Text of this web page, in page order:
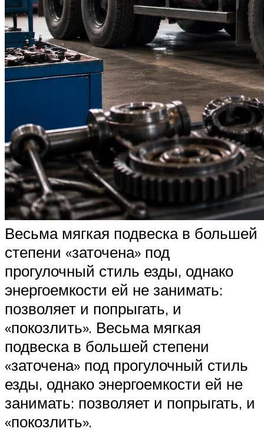
Весьма мягкая подвеска в большей
степени «заточена» под
прогулочный стиль езды, однако
энергоемкости ей не занимать:
позволяет и попрыгать, и
«покозлить». Весьма мягкая
подвеска в большей степени
«заточена» под прогулочный стиль
езды, однако энергоемкости ей не
занимать: позволяет и попрыгать, и
«покозлить».